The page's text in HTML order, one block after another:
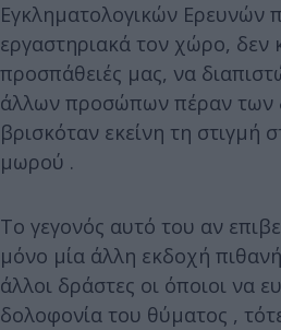
Εγκληματολογικών Ερευνών
εργαστηριακά τον χώρο, δεν
προσπάθειές μας, να
άλλων προσώπων πέραν των
βρισκόταν εκείνη τη στιγμή
μωρού .
Το γεγονός αυτό του αν
μόνο μία άλλη εκδοχή
άλλοι δράστες οι όποιοι να
δολοφονία του θύματος ,